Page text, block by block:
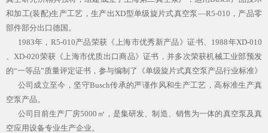
和加工(装配)生产工艺，生产出XD型单级旋片式真空泵—R5-010，产品零
部件部分出口德国。
1983年，R5-010产品荣获《上海市优秀新产品》证书、1988年XD-010
、XD-020荣获《上海市优质出口商品》证书，并多次荣获机械工业部预发
的“一等品”质量评定证书，参与编制了《单级旋片式真空泵产品行业标准》
公司成立至今，坚守Busch传承的严谨作风和生产工艺，高标准生产真
空泵产品。
公司目前生产厂房5000㎡，是集研发、制造、销售为一体的真空泵及真
空应用设备专业生产企业。